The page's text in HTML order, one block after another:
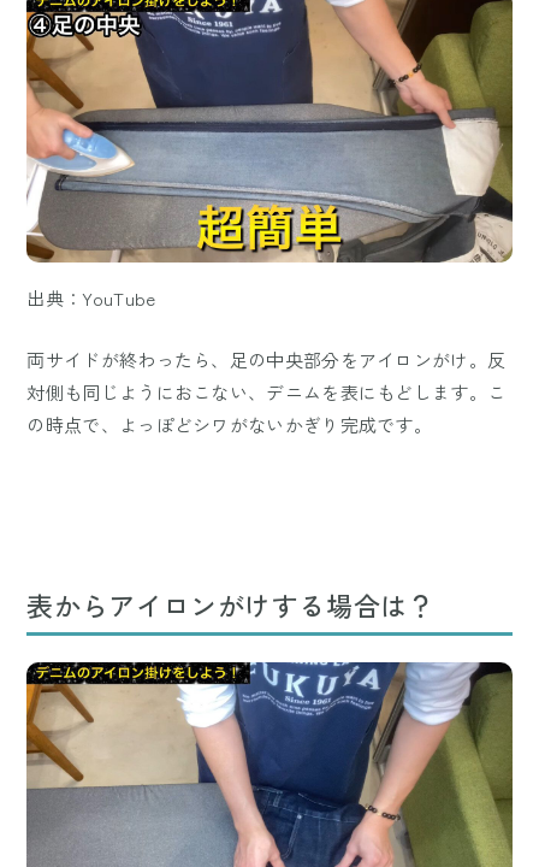
出典：YouTube
両サイドが終わったら、足の中央部分をアイロンがけ。反
対側も同じようにおこない、デニムを表にもどします。こ
の時点で、よっぽどシワがないかぎり完成です。
表からアイロンがけする場合は？